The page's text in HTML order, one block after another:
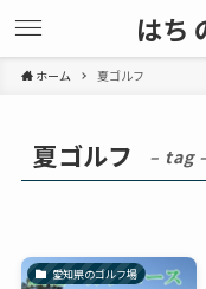
はち
ホーム 夏ゴルフ
夏ゴルフ – tag
愛知県のゴルフ場